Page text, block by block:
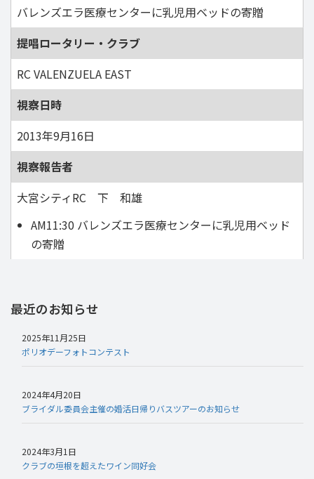
バレンズエラ医療センターに乳児用ベッドの寄贈
提唱ロータリー・クラブ
RC VALENZUELA EAST
視察日時
2013年9月16日
視察報告者
大宮シティRC 下 和雄
AM11:30 バレンズエラ医療センターに乳児用ベッド
の寄贈
最近のお知らせ
2025年11月25日
ポリオデーフォトコンテスト
2024年4月20日
ブライダル委員会主催の婚活日帰りバスツアーのお知らせ
2024年3月1日
クラブの垣根を超えたワイン同好会